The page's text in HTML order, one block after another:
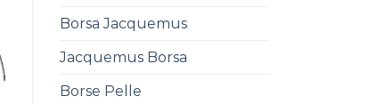
Borsa Jacquemus
Jacquemus Borsa
Borse Pelle